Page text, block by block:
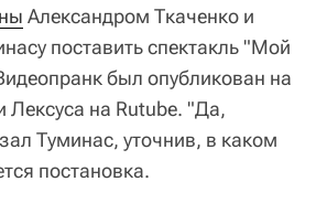
Александром Ткаченко и
поставить спектакль "Мой
был опубликован на
Лексуса на Rutube. "Да,
Туминас, уточнив, в каком
постановка.